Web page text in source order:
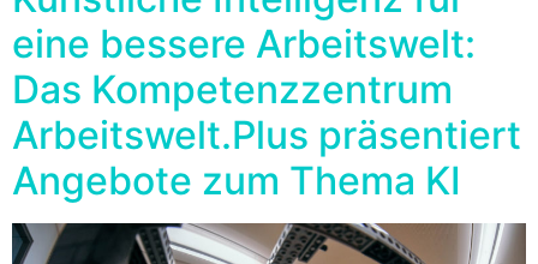
eine bessere Arbeitswelt:
Das Kompetenzzentrum
Arbeitswelt.Plus präsentiert
Angebote zum Thema KI